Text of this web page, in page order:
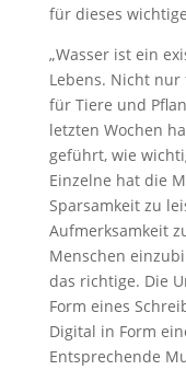
für dieses
„Wasser ist ein
Lebens. Nicht
für Tiere und
letzten Wochen
geführt, wie
Einzelne hat die
Sparsamkeit zu
Aufmerksamkeit
Menschen
das richtige. Die
Form eines
Digital in Form
Entsprechende